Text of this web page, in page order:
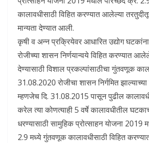
कालावधीसाठी विहित करण्यात आलेल्या
मान्यता देण्यात आली.
कृषी व अन्न प्रक्रियेवर आधारित उद्योग
रोजीच्या शासन निर्णयान्वये विहित करण्यात
देण्यासाठी विशाल प्रकल्पांसाठीचा गुंतवणूक
31.08.2020 रोजीचा शासन निर्गमित झाल्याच्या
म्हणजेच दि. 31.08.2015 पासून पुढील
करेल त्या कोणत्याही 5 वर्षे कालावधीतील
धरण्यासाठी सामुहिक प्रोत्साहन योजना 2019
2.9 मध्ये गुंतवणूक कालावधीसाठी विहित